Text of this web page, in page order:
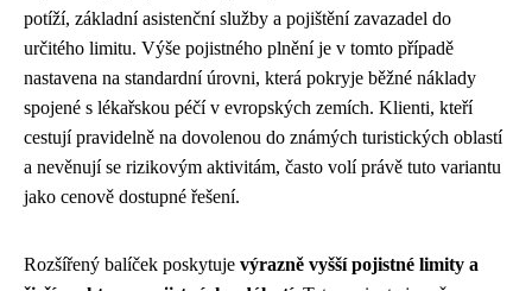
potíží, základní asistenční služby a pojištění zavazadel do
určitého limitu. Výše pojistného plnění je v tomto případě
nastavena na standardní úrovni, která pokryje běžné náklady
spojené s lékařskou péčí v evropských zemích. Klienti, kteří
cestují pravidelně na dovolenou do známých turistických oblastí
a nevěnují se rizikovým aktivitám, často volí právě tuto variantu
jako cenově dostupné řešení.
Rozšířený balíček poskytuje výrazně vyšší pojistné limity a